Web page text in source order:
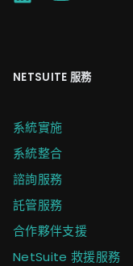
NETSUITE 服務
系統實施
系統整合
諮詢服務
託管服務
合作夥伴支援
NetSuite 救援服務